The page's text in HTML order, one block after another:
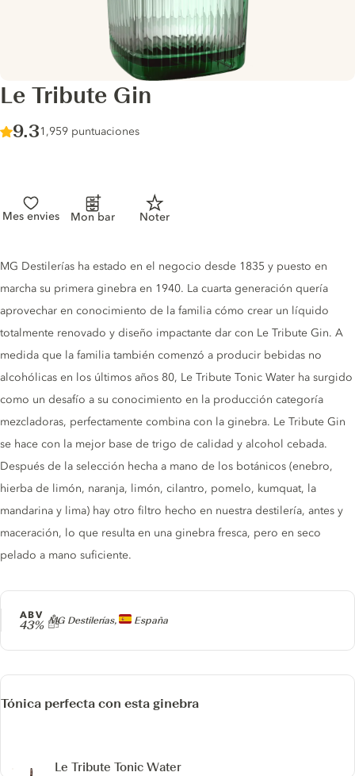
Le Tribute Gin
Score :
9.3/ 10
1,959 puntuaciones
Mes envies Mon bar Noter
Producer
MG Destilerías, España
ABV
43%
Gin description
MG Destilerías ha estado en el negocio desde 1835 y puesto en
marcha su primera ginebra en 1940. La cuarta generación quería
aprovechar en conocimiento de la familia cómo crear un líquido
totalmente renovado y diseño impactante dar con Le Tribute Gin. A
medida que la familia también comenzó a producir bebidas no
alcohólicas en los últimos años 80, Le Tribute Tonic Water ha surgido
como un desafío a su conocimiento en la producción categoría
mezcladoras, perfectamente combina con la ginebra. Le Tribute Gin
se hace con la mejor base de trigo de calidad y alcohol cebada.
Después de la selección hecha a mano de los botánicos (enebro,
hierba de limón, naranja, limón, cilantro, pomelo, kumquat, la
mandarina y lima) hay otro filtro hecho en nuestra destilería, antes y
maceración, lo que resulta en una ginebra fresca, pero en seco
pelado a mano suficiente.
Tónica perfecta con esta ginebra
Le Tribute Tonic Water